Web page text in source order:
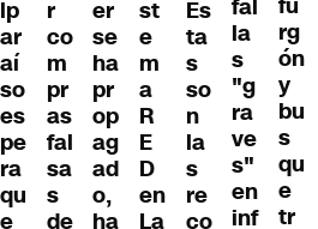
lp
ar
aí
so
es
pe
ra
qu
e
r
co
m
pr
as
fal
sa
s
de
er
se
ha
pr
op
ag
ad
o,
ha
st
e
m
a
R
E
D
en
La
Es
ta
s
so
n
la
s
re
co
fal
la
s
"g
ra
ve
s"
en
inf
fu
rg
ón
y
bu
s
qu
e
tr